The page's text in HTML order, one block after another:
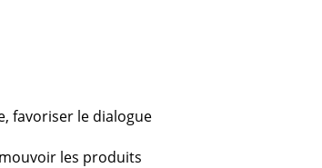
favoriser le dialogue
les produits